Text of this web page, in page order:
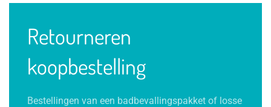
Retourneren
koopbestelling
Bestellingen van een badbevallingspakket of losse